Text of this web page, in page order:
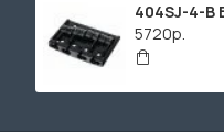
5720р.